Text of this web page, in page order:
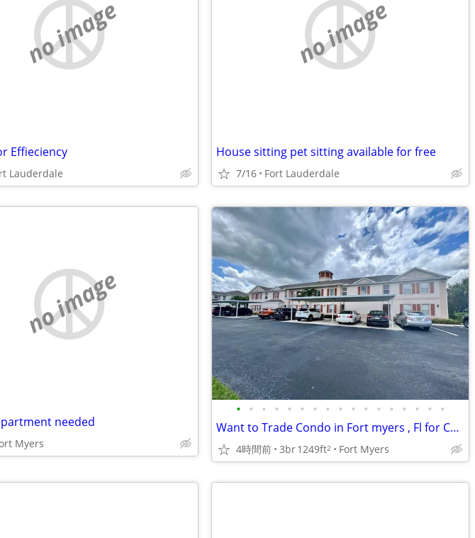
no image
Effieciency
Lauderdale
no image
House sitting pet sitting available for free
7/16 Fort Lauderdale
no image
needed
Myers
• • • • • • • • • • • • • • • • •
Want to Trade Condo in Fort myers , Fl for Condo at the Jersey Shore
4時間前 3br1249ft2 Fort Myers